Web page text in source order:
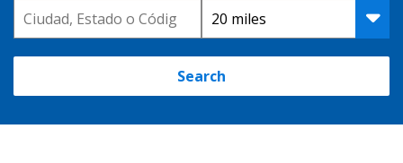
Location Distance
Search